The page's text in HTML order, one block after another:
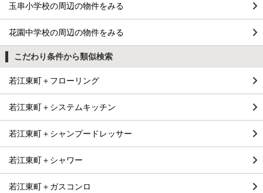
玉串小学校の周辺の物件をみる
花園中学校の周辺の物件をみる
こだわり条件から類似検索
若江東町＋フローリング
若江東町＋システムキッチン
若江東町＋シャンプードレッサー
若江東町＋シャワー
若江東町＋ガスコンロ